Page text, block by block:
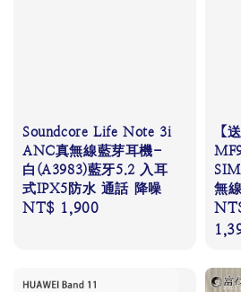
Soundcore Life Note 3i
ANC真無線藍芽耳機-
白(A3983)藍牙5.2 入耳
式IPX5防水 通話 降噪
Regular
NT$ 1,900
【
無